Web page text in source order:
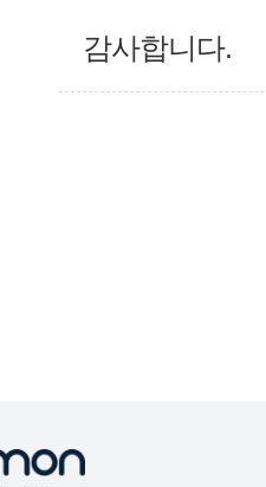
감사합니다.